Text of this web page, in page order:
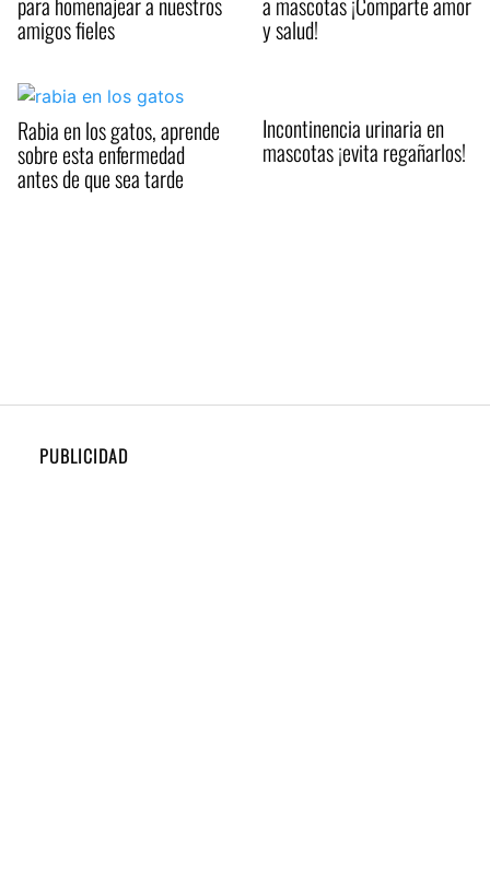
amigos fieles y salud!
Rabia en los gatos, aprende
sobre esta enfermedad
antes de que sea tarde
Incontinencia urinaria en
mascotas ¡evita regañarlos!
PUBLICIDAD